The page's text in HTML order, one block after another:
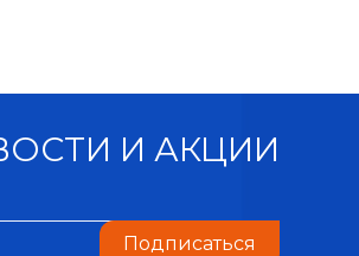
И АКЦИИ
Подписаться